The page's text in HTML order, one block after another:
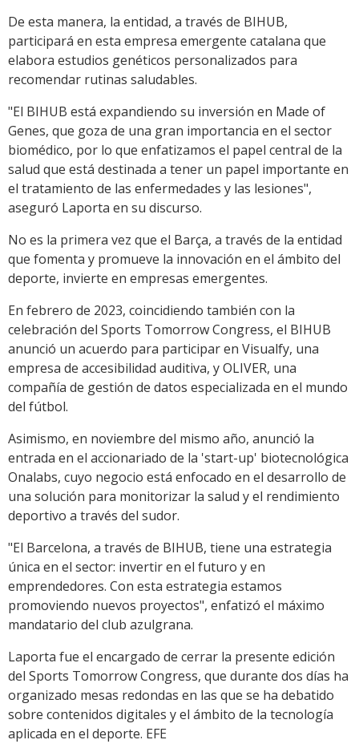
De esta manera, la entidad, a través de BIHUB,
participará en esta empresa emergente catalana que
elabora estudios genéticos personalizados para
recomendar rutinas saludables.
"El BIHUB está expandiendo su inversión en Made of
Genes, que goza de una gran importancia en el sector
biomédico, por lo que enfatizamos el papel central de la
salud que está destinada a tener un papel importante en
el tratamiento de las enfermedades y las lesiones",
aseguró Laporta en su discurso.
No es la primera vez que el Barça, a través de la entidad
que fomenta y promueve la innovación en el ámbito del
deporte, invierte en empresas emergentes.
En febrero de 2023, coincidiendo también con la
celebración del Sports Tomorrow Congress, el BIHUB
anunció un acuerdo para participar en Visualfy, una
empresa de accesibilidad auditiva, y OLIVER, una
compañía de gestión de datos especializada en el mundo
del fútbol.
Asimismo, en noviembre del mismo año, anunció la
entrada en el accionariado de la 'start-up' biotecnológica
Onalabs, cuyo negocio está enfocado en el desarrollo de
una solución para monitorizar la salud y el rendimiento
deportivo a través del sudor.
"El Barcelona, a través de BIHUB, tiene una estrategia
única en el sector: invertir en el futuro y en
emprendedores. Con esta estrategia estamos
promoviendo nuevos proyectos", enfatizó el máximo
mandatario del club azulgrana.
Laporta fue el encargado de cerrar la presente edición
del Sports Tomorrow Congress, que durante dos días ha
organizado mesas redondas en las que se ha debatido
sobre contenidos digitales y el ámbito de la tecnología
aplicada en el deporte. EFE